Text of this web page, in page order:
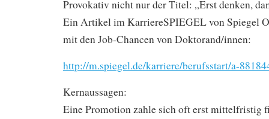
Provokativ nicht nur der Titel: „Erst denken,
Ein Artikel im KarriereSPIEGEL von Spiegel
mit den Job-Chancen von Doktorand/innen:
http://m.spiegel.de/karriere/berufsstart/a-
Kernaussagen:
Eine Promotion zahle sich oft erst mittelfristig